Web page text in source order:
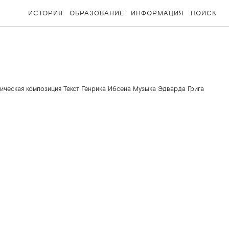
ИСТОРИЯ ОБРАЗОВАНИЕ ИНФОРМАЦИЯ ПОИСК